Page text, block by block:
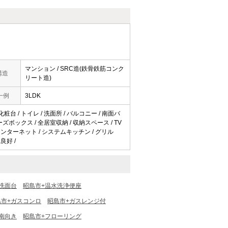
造
マンション / SRC造(鉄骨鉄筋コンク
リート造)
例 3LDK
粧台 / トイレ / 洗面所 / バルコニー / 南面バ
ボックス / 全居室収納 / 収納スペース / TV
ターネット / システムキッチン / グリル
好 /
面台 昭島市+温水洗浄便座
+ガスコンロ 昭島市+ガスレンジ付
向き 昭島市+フローリング